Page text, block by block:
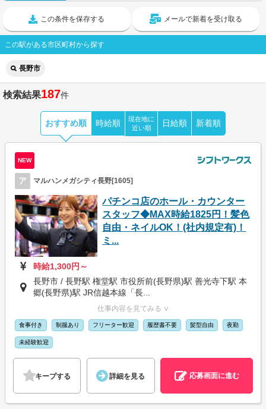
この条件を保存する メールで新着を受け取る
この駅がある市区町村から探す
長野市
検索結果187件
おすすめ順 時給順
現在地に
近い順
日給順 新着順
NEW
ア マルハンメガシティ長野[1605]
パチンコ店のホール・カウンター
スタッフ◆MAX時給1825円！髪色
自由・ネイルOK！(社内規定有)！
ミ...
時給1,300円～
長野市 / 長野駅 権堂駅 市役所前(長野県)駅 善光寺下駅 本
郷(長野県)駅 JR信越本線「長...
仕事内容を見てみる ∨
食事付き 制服あり フリーター歓迎 履歴書不要 髪型自由 夜勤
未経験歓迎
キープする 詳細を見る 応募画面に進む